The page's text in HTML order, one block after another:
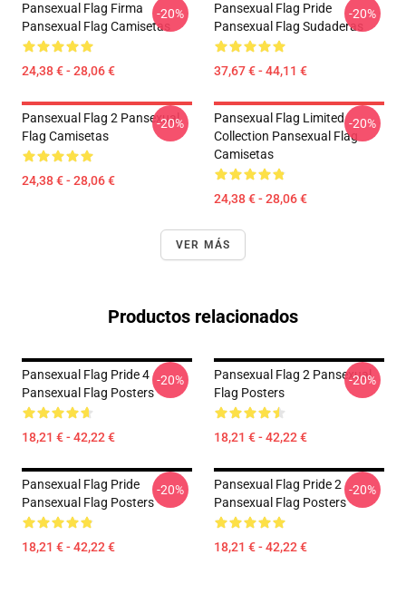
Pansexual Flag Firma
Pansexual Flag Camisetas
24,38 € - 28,06 €
-20%
Pansexual Flag Pride
Pansexual Flag Sudaderas
37,67 € - 44,11 €
-20%
Pansexual Flag 2 Pansexual
Flag Camisetas
24,38 € - 28,06 €
-20%
Pansexual Flag Limited
Collection Pansexual Flag
Camisetas
24,38 € - 28,06 €
-20%
VER MÁS
Productos relacionados
Pansexual Flag Pride 4
Pansexual Flag Posters
18,21 € - 42,22 €
-20%
Pansexual Flag 2 Pansexual
Flag Posters
18,21 € - 42,22 €
-20%
Pansexual Flag Pride
Pansexual Flag Posters
18,21 € - 42,22 €
-20%
Pansexual Flag Pride 2
Pansexual Flag Posters
18,21 € - 42,22 €
-20%